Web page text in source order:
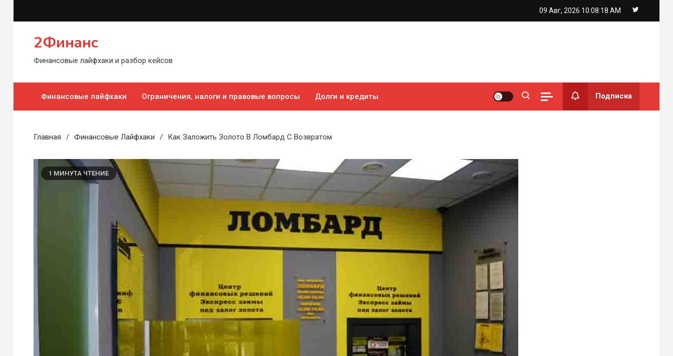
к
09 Авг, 2026 10:08:19 AM
2Финанс
Финансовые лайфхаки и разбор кейсов
Финансовые лайфхаки Ограничения, налоги и правовые вопросы Долги и кредиты Подписка
Главная Финансовые Лайфхаки Как Заложить Золото В Ломбард С Возвратом
1 МИНУТА ЧТЕНИЕ